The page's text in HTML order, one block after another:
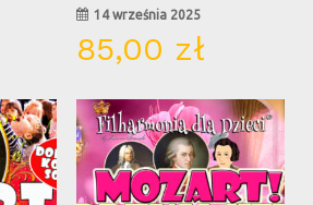
14 września 2025
85,00 zł
21
cze